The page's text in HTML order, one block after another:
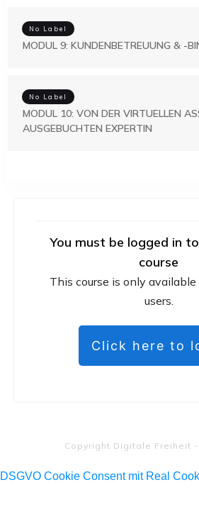
You must be logged in
course
This course is only
users.
Click here to
No Label
MODUL 9: KUNDENBETREUUNG & -
No Label
MODUL 10: VON DER VIRTUELLEN
AUSGEBUCHTEN EXPERTIN
Copyright Digitale Freiheit -
DSGVO Cookie Consent mit Real